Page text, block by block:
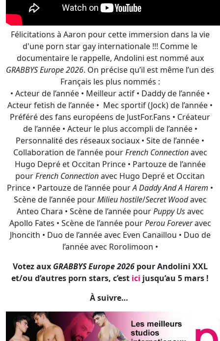
GRABBYS Europe 2026. On précise qu’il est même l’un des
• Acteur de l’année • Meilleur actif • Daddy de l’année •
Acteur fetish de l’année • Mec sportif (Jock) de l’année •
Préféré des fans européens de JustFor.Fans • Créateur
de l’année • Acteur le plus accompli de l’année •
Personnalité des réseaux sociaux • Site de l’année •
Collaboration de l’année pourFrench Connectionavec
Hugo Depré et Occitan Prince • Partouze de l’année
pourFrench Connectionavec Hugo Depré et Occitan
Prince • Partouze de l’année pourA Daddy And A Harem
Scène de l’année pourMilieu hostile /Secret Woodavec
Anteo Chara • Scène de l’année pourPuppy Usavec
Apollo Fates • Scène de l’année pourPerou Foreveravec
Jhoncith • Duo de l’année avec Even Canaillou • Duo de
l’année avec Rorolimoon •
Votez auxGRABBYS Europe 2026pour Andolini XXL
et/ou d’autres porn stars, c’est icijusqu’au 5 mars !
À suivre…
Lire aussi